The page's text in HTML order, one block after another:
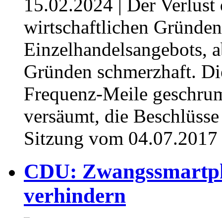
15.02.2024 | Der
wirtschaftlichen
Einzelhandelsangebots,
Gründen schmerzhaft.
Frequenz-Meile
versäumt, die
Sitzung vom 04.07.2017
CDU:
verhindern